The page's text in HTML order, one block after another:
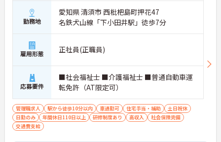
ポートが可能です。施設も専用設計で働きやすく、
ご自身の理想とする福祉を実践できる環境が整って
勤務地
愛知県 清須市 西枇杷島町押花47
名鉄犬山線「下小田井駅」徒歩7分
雇用形態 正社員(正職員)
応募要件
■社会福祉士 ■介護福祉士 ■普通自動車運
転免許（AT限定可）
管理職求人 駅から徒歩10分以内 車通勤可 住宅手当・補助
土日祝休
日勤のみ
年間休日110日以上 研修制度あり 高収入
社会保険完備
交通費支給